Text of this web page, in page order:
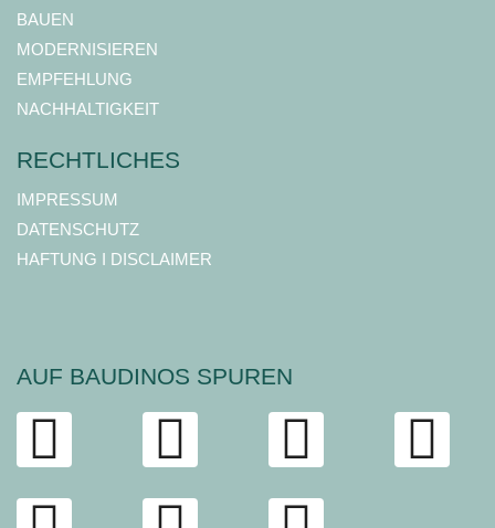
BAUEN
MODERNISIEREN
EMPFEHLUNG
NACHHALTIGKEIT
RECHTLICHES
IMPRESSUM
DATENSCHUTZ
HAFTUNG I DISCLAIMER
AUF BAUDINOS SPUREN